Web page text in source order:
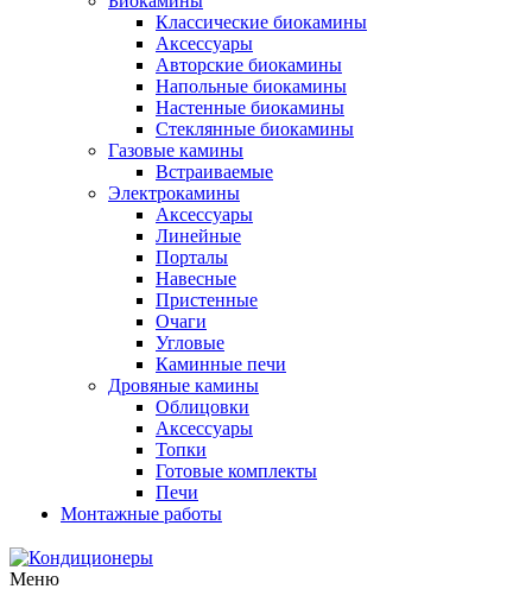
Классические биокамины
Аксессуары
Авторские биокамины
Напольные биокамины
Настенные биокамины
Стеклянные биокамины
Газовые камины
Встраиваемые
Электрокамины
Аксессуары
Линейные
Порталы
Навесные
Пристенные
Очаги
Угловые
Каминные печи
Дровяные камины
Облицовки
Аксессуары
Топки
Готовые комплекты
Печи
Монтажные работы
Меню